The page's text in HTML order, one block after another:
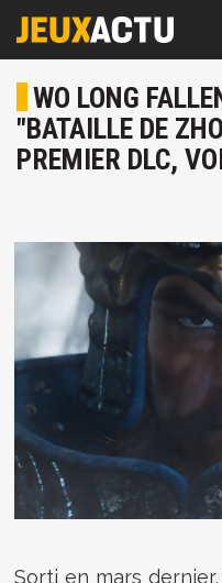
WO LONG
"BATAILLE DE
PREMIER DLC,
Sorti en mars dernier,